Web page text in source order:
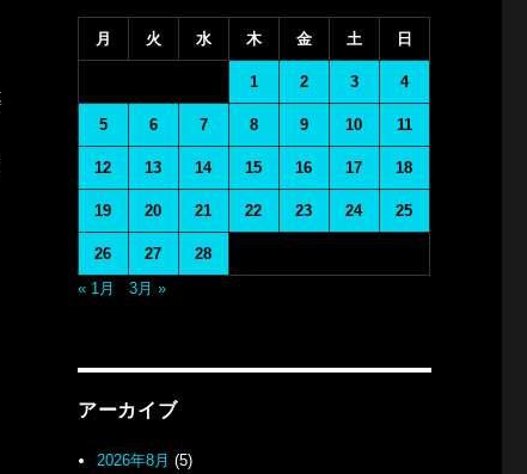
月 火 水 木 金 土 日
1 2 3 4
5 6 7 8 9 10 11
12 13 14 15 16 17 18
19 20 21 22 23 24 25
26 27
28
« 1月
3月 »
アーカイブ
2026年8月 (5)